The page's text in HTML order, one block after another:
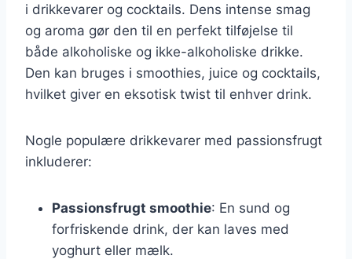
i drikkevarer og cocktails. Dens intense smag
og aroma gør den til en perfekt tilføjelse til
både alkoholiske og ikke-alkoholiske drikke.
Den kan bruges i smoothies, juice og cocktails,
hvilket giver en eksotisk twist til enhver drink.
Nogle populære drikkevarer med passionsfrugt
inkluderer:
Passionsfrugt smoothie: En sund og
forfriskende drink, der kan laves med
yoghurt eller mælk.